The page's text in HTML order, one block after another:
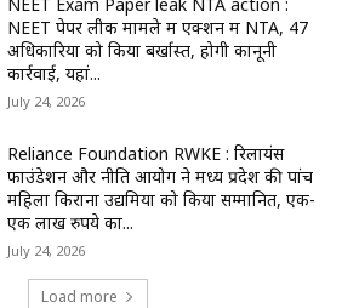
NEET पेपर लीक मामले में एक्शन में NTA, 47
अधिकारियों को किया बर्खास्त, होगी कानूनी
कार्रवाई, यहां...
July 24, 2026
Reliance Foundation RWKE : रिलायंस
फाउंडेशन और नीति आयोग ने मध्य प्रदेश की पांच
महिला किराना उद्यमियों को किया सम्मानित, एक-
एक लाख रुपये का...
July 24, 2026
Load more